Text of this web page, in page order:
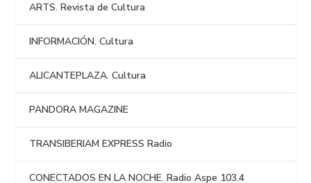
ARTS. Revista de Cultura
INFORMACIÓN. Cultura
ALICANTEPLAZA. Cultura
PANDORA MAGAZINE
TRANSIBERIAM EXPRESS Radio
CONECTADOS EN LA NOCHE. Radio Aspe 103.4